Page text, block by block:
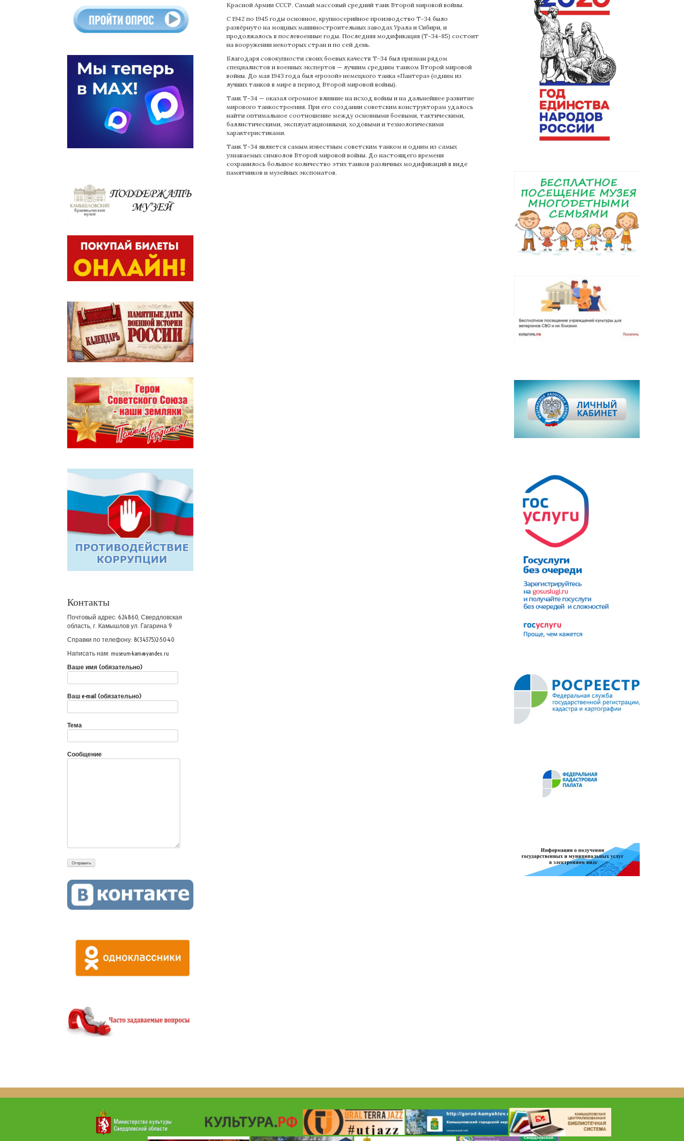
Контакты
Почтовый адрес: 624860, Свердловская
область, г. Камышлов ул. Гагарина 9
Справки по телефону: 8(34375)2-50-40
Написать нам: museum-kam@yandex.ru
Ваше имя (обязательно)
Ваш e-mail (обязательно)
Тема
Сообщение
Красной Армии СССР. Самый массовый средний танк Второй мировой войны.
С 1942 по 1945 годы основное, крупносерийное производство Т-34 было
развёрнуто на мощных машиностроительных заводах Урала и Сибири, и
продолжалось в послевоенные годы. Последняя модификация (Т-34-85) состоит
на вооружении некоторых стран и по сей день.
Благодаря совокупности своих боевых качеств Т-34 был признан рядом
специалистов и военных экспертов — лучшим средним танком Второй мировой
войны. До мая 1943 года был «грозой» немецкого танка «Пантера» (одним из
лучших танков в мире в период Второй мировой войны).
Танк Т-34 — оказал огромное влияние на исход войны и на дальнейшее развитие
мирового танкостроения. При его создании советским конструкторам удалось
найти оптимальное соотношение между основными боевыми, тактическими,
баллистическими, эксплуатационными, ходовыми и технологическими
характеристиками.
Танк Т-34 является самым известным советским танком и одним из самых
узнаваемых символов Второй мировой войны. До настоящего времени
сохранилось большое количество этих танков различных модификаций в виде
памятников и музейных экспонатов.